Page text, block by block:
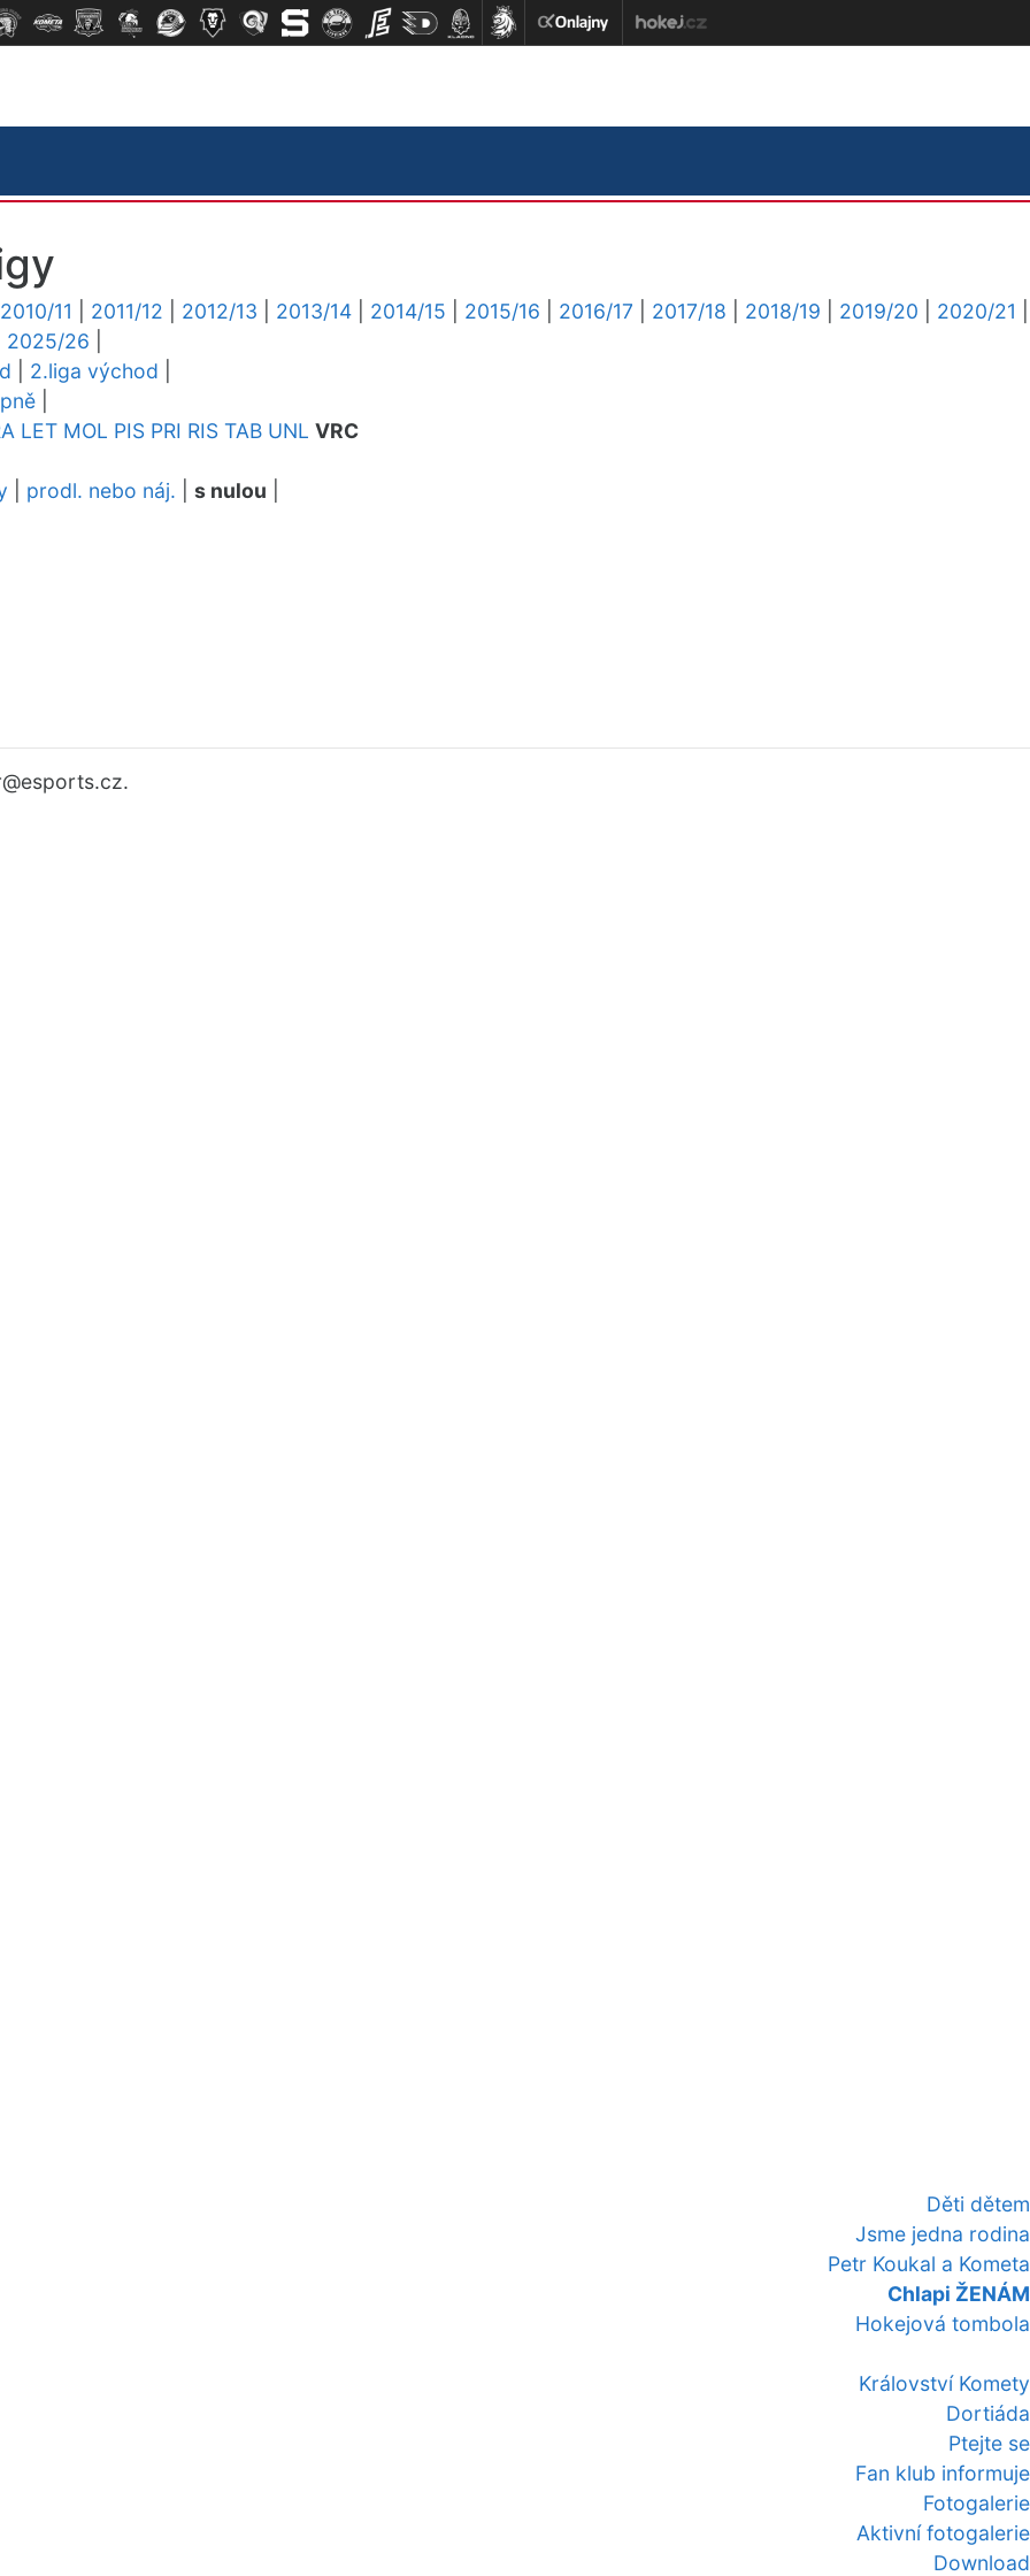
Děti dětem
Jsme jedna rodina
Petr Koukal a Kometa
Chlapi ŽENÁM
Hokejová tombola
Království Komety
Dortiáda
Ptejte se
Fan klub informuje
Fotogalerie
Aktivní fotogalerie
Download
2010/11 2011/12 2012/13 2013/14 2014/15 2015/16 2016/17 2017/18 2018/19 2019/20 2020/21
2025/26
2.liga východ
LET MOL PIS PRI RIS TAB UNL VRC
prodl. nebo náj. s nulou
@esports.cz.